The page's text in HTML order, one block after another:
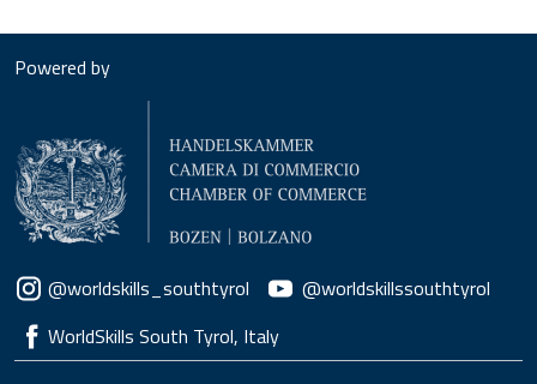
Powered by
Social menu
@worldskills_southtyrol
@worldskillssouthtyrol
WorldSkills South Tyrol, Italy